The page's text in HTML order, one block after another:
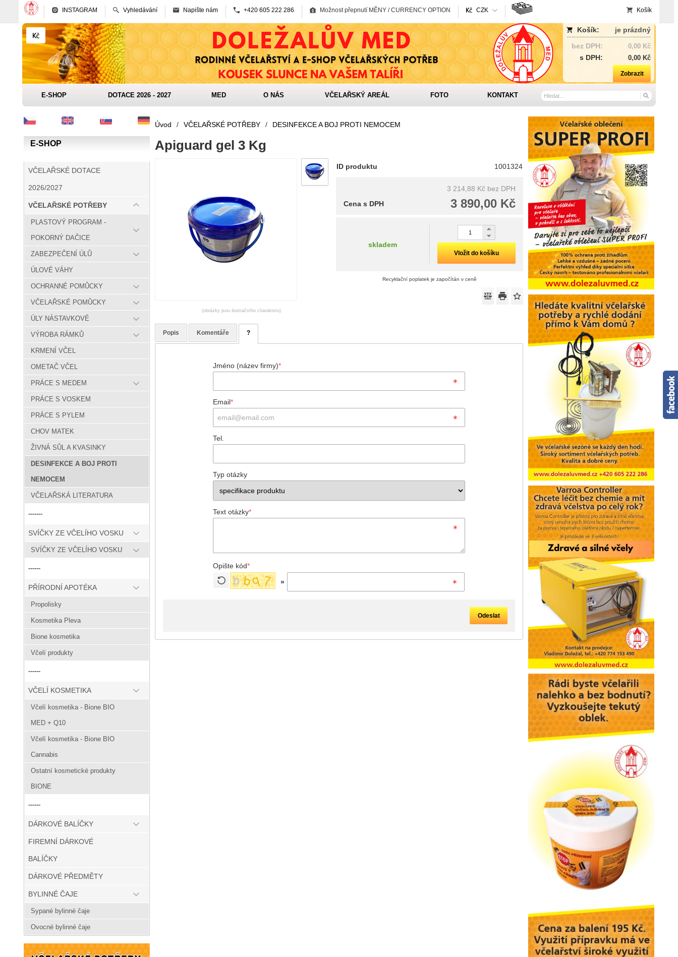
INSTAGRAM Vyhledávání Napište nám +420 605 222 286 Možnost přepnutí MĚNY / CURRENCY OPTION CZK Košík
Košík:
je prázdný
bez DPH:
0,00 Kč
s DPH: 0,00 Kč
Zobrazit
E-SHOP DOTACE 2026 - 2027 MED O NÁS VČELAŘSKÝ AREÁL FOTO KONTAKT
E-SHOP
VČELAŘSKÉ DOTACE
2026/2027
VČELAŘSKÉ POTŘEBY
PLASTOVÝ PROGRAM -
POKORNÝ DAČICE
ZABEZPEČENÍ ÚLŮ
ÚLOVÉ VÁHY
OCHRANNÉ POMŮCKY
VČELAŘSKÉ POMŮCKY
ÚLY NÁSTAVKOVÉ
VÝROBA RÁMKŮ
KRMENÍ VČEL
OMETAČ VČEL
PRÁCE S MEDEM
PRÁCE S VOSKEM
PRÁCE S PYLEM
CHOV MATEK
ŽIVNÁ SŮL A KVASINKY
DESINFEKCE A BOJ PROTI
NEMOCEM
VČELAŘSKÁ LITERATURA
-------
SVÍČKY ZE VČELÍHO VOSKU
SVÍČKY ZE VČELÍHO VOSKU
------
PŘÍRODNÍ APOTÉKA
Propolisky
Kosmetika Pleva
Bione kosmetika
Včelí produkty
------
VČELÍ KOSMETIKA
Včelí kosmetika - Bione BIO
MED + Q10
Včelí kosmetika - Bione BIO
Cannabis
Ostatní kosmetické produkty
BIONE
------
DÁRKOVÉ BALÍČKY
FIREMNÍ DÁRKOVÉ
BALÍČKY
DÁRKOVÉ PŘEDMĚTY
BYLINNÉ ČAJE
Sypané bylinné čaje
Ovocné bylinné čaje
Úvod / VČELAŘSKÉ POTŘEBY / DESINFEKCE A BOJ PROTI NEMOCEM
Apiguard gel 3 Kg
(obrázky jsou ilustračního charakteru)
ID produktu 1001324
3 214,88 Kč bez DPH
3 890,00 Kč
Cena s DPH
skladem
Vložit do košíku
Recyklační poplatek je započítán v ceně
Popis Komentáře ?
Jméno (název firmy)*
Email*
Tel.
Typ otázky
Text otázky*
Opište kód*
»
Odeslat